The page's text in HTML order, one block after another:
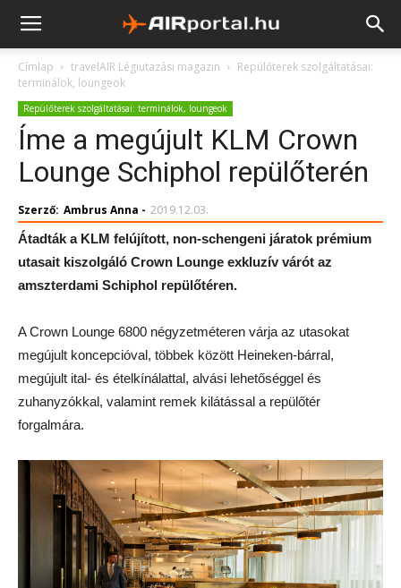
Címlap travelAIR Légiutazási magazin
Repülőterek szolgáltatásai:
terminálok, loungeok
Repülőterek szolgáltatásai: terminálok, loungeok
Íme a megújult KLM Crown
Lounge Schiphol repülőterén
Szerző: Ambrus Anna - 2019.12.03.
Átadták a KLM felújított, non-schengeni járatok prémium
utasait kiszolgáló Crown Lounge exkluzív várót az
amszterdami Schiphol repülőtéren.
A Crown Lounge 6800 négyzetméteren várja az utasokat
megújult koncepcióval, többek között Heineken-bárral,
megújult ital- és ételkínálattal, alvási lehetőséggel és
zuhanyzókkal, valamint remek kilátással a repülőtér
forgalmára.